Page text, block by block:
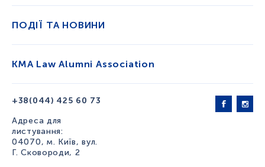
+38(044) 425 60 73
Адреса для
листування:
04070, м. Київ, вул.
Г. Сковороди, 2
ПОДІЇ ТА НОВИНИ
KMA Law Alumni Association